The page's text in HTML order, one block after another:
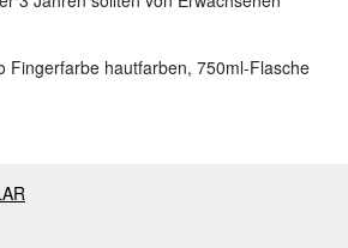
Fingerfarbe hautfarben, 750ml-Flasche